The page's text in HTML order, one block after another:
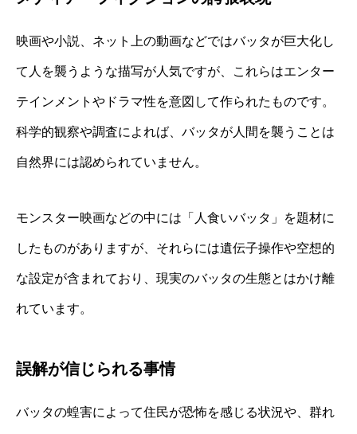
映画や小説、ネット上の動画などではバッタが巨大化し
て人を襲うような描写が人気ですが、これらはエンター
テインメントやドラマ性を意図して作られたものです。
科学的観察や調査によれば、バッタが人間を襲うことは
自然界には認められていません。
モンスター映画などの中には「人食いバッタ」を題材に
したものがありますが、それらには遺伝子操作や空想的
な設定が含まれており、現実のバッタの生態とはかけ離
れています。
誤解が信じられる事情
バッタの蝗害によって住民が恐怖を感じる状況や、群れ